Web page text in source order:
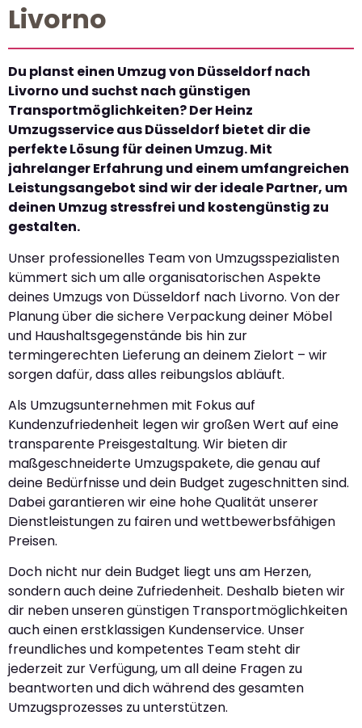
Livorno
Du planst einen Umzug von Düsseldorf nach
Livorno und suchst nach günstigen
Transportmöglichkeiten? Der Heinz
Umzugsservice aus Düsseldorf bietet dir die
perfekte Lösung für deinen Umzug. Mit
jahrelanger Erfahrung und einem umfangreichen
Leistungsangebot sind wir der ideale Partner, um
deinen Umzug stressfrei und kostengünstig zu
gestalten.
Unser professionelles Team von Umzugsspezialisten
kümmert sich um alle organisatorischen Aspekte
deines Umzugs von Düsseldorf nach Livorno. Von der
Planung über die sichere Verpackung deiner Möbel
und Haushaltsgegenstände bis hin zur
termingerechten Lieferung an deinem Zielort – wir
sorgen dafür, dass alles reibungslos abläuft.
Als Umzugsunternehmen mit Fokus auf
Kundenzufriedenheit legen wir großen Wert auf eine
transparente Preisgestaltung. Wir bieten dir
maßgeschneiderte Umzugspakete, die genau auf
deine Bedürfnisse und dein Budget zugeschnitten sind.
Dabei garantieren wir eine hohe Qualität unserer
Dienstleistungen zu fairen und wettbewerbsfähigen
Preisen.
Doch nicht nur dein Budget liegt uns am Herzen,
sondern auch deine Zufriedenheit. Deshalb bieten wir
dir neben unseren günstigen Transportmöglichkeiten
auch einen erstklassigen Kundenservice. Unser
freundliches und kompetentes Team steht dir
jederzeit zur Verfügung, um all deine Fragen zu
beantworten und dich während des gesamten
Umzugsprozesses zu unterstützen.